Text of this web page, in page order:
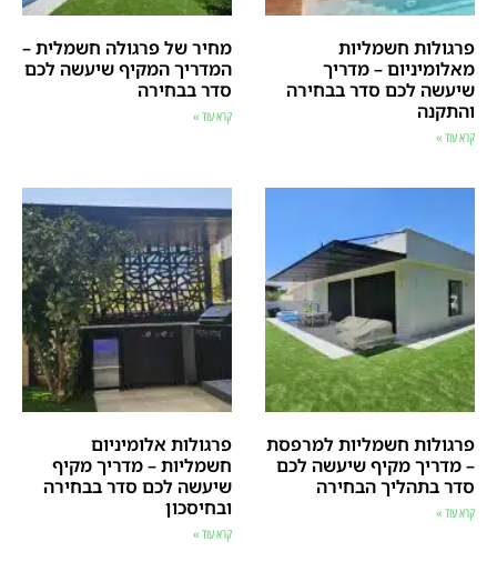
פרגולות חשמליות
מאלומיניום – מדריך
שיעשה לכם סדר בבחירה
והתקנה
קרא עוד »
מחיר של פרגולה חשמלית –
המדריך המקיף שיעשה לכם
סדר בבחירה
קרא עוד »
פרגולות חשמליות למרפסת
– מדריך מקיף שיעשה לכם
סדר בתהליך הבחירה
קרא עוד »
פרגולות אלומיניום
חשמליות – מדריך מקיף
שיעשה לכם סדר בבחירה
ובחיסכון
קרא עוד »